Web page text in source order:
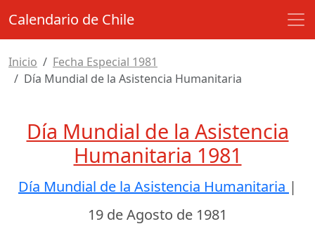
Calendario de Chile
Inicio
Fecha Especial 1981
Día Mundial de la Asistencia Humanitaria
Día Mundial de la Asistencia
Humanitaria 1981
Día Mundial de la Asistencia Humanitaria |
19 de Agosto de 1981